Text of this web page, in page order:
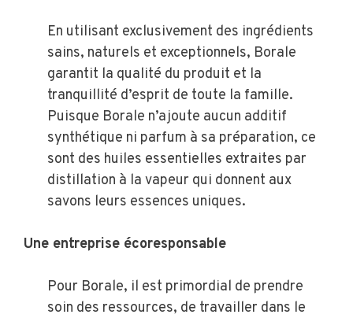
En utilisant exclusivement des ingrédients
sains, naturels et exceptionnels, Borale
garantit la qualité du produit et la
tranquillité d’esprit de toute la famille.
Puisque Borale n’ajoute aucun additif
synthétique ni parfum à sa préparation, ce
sont des huiles essentielles extraites par
distillation à la vapeur qui donnent aux
savons leurs essences uniques.
Une entreprise écoresponsable
Pour Borale, il est primordial de prendre
soin des ressources, de travailler dans le